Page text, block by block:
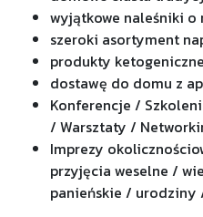
wyjątkowe naleśniki
szeroki asortyment
produkty ketogeniczne
dostawę do domu z
Konferencje /
/ Warsztaty /
Imprezy
przyjęcia weselne /
panieńskie / urodziny